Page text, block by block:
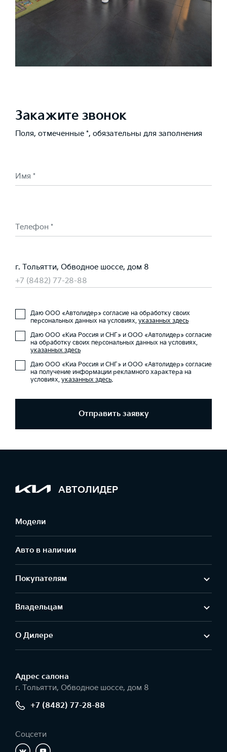
Закажите звонок
Поля, отмеченные *, обязательны для заполнения
Имя *
Телефон *
г. Тольятти, Обводное шоссе, дом 8
+7 (8482) 77-28-88
Даю ООО «Автолидер» согласие на обработку своих
персональных данных на условиях, указанных здесь
Даю ООО «Киа Россия и СНГ» и ООО «Автолидер» согласие
на обработку своих персональных данных на условиях,
указанных здесь
Даю ООО «Киа Россия и СНГ» и ООО «Автолидер» согласие
на получение информации рекламного характера на
условиях, указанных здесь.
Отправить заявку
АВТОЛИДЕР
Модели
Авто в наличии
Покупателям
Владельцам
О Дилере
Адрес салонa
г. Тольятти, Обводное шоссе, дом 8
+7 (8482) 77-28-88
Соцсети